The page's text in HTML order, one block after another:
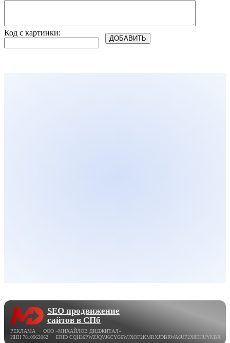
Код с картинки:
SEO продвижение
сайтов в СПб
РЕКЛАМА ООО «МИХАЙЛОВ ДИДЖИТАЛ»
ИНН 7810962062 ERID CQH36PWZJQVJ6CYG6WJXOF2KMRXJDBRWA6UF2X8EHUYKBX